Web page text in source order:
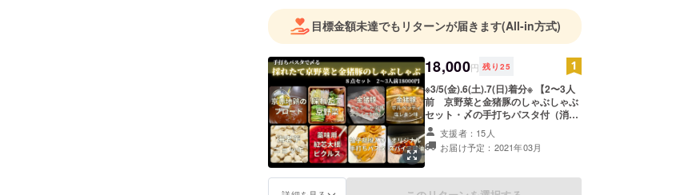
目標金額未達でもリターンが届きます(All-in方式)
18,000円 残り 25
※3/5(金).6(土).7(日)着分※ 【2〜3人
前 京野菜と金猪豚のしゃぶしゃぶ
セット・〆の手打ちパスタ付（消費
税・送料込） ※ ※ ※ ※ ※ ※ ※ ※ ※ ※ 備
考欄に必ず「到着希望日」をご記入
ください！！ 3/5,6,7のどこかで選択
合は、そちらもご記入くださいま
せ。 ※ ※ ※ ※ ※ ※ ※ ※ ※ ※ 〈セットの
支援者：15人
お届け予定：2021年03月